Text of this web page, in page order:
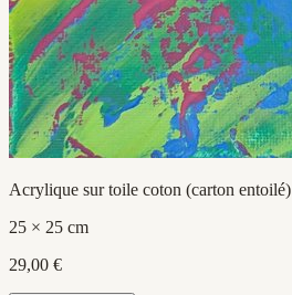
Acrylique sur toile coton (carton entoilé)
25 × 25 cm
29,00 €